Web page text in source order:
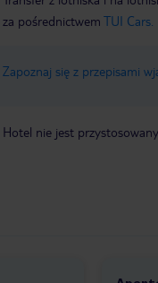
za pośrednictwem TUI Cars.
Zapoznaj się z przepisami
Hotel nie jest